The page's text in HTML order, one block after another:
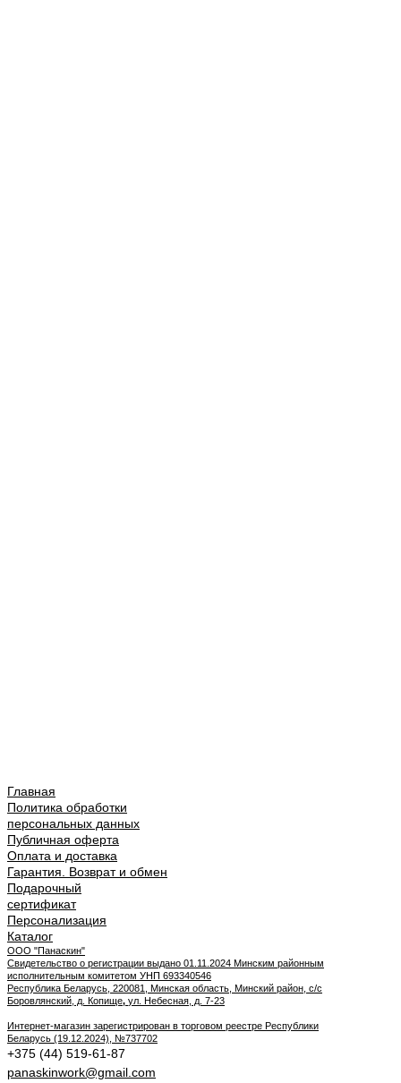
Главная
Политика обработки
персональных данных
Публичная оферта
Оплата и доставка
Гарантия. Возврат и обмен
Подарочный
сертификат
Персонализация
Каталог
ООО "Панаскин"
Свидетельство о регистрации выдано 01.11.2024 Минским районным
исполнительным комитетом УНП 693340546
Республика Беларусь, 220081, Минская область, Минский район, с/с
Боровлянский, д. Копище, ул. Небесная, д. 7-23
Интернет-магазин зарегистрирован в торговом реестре Республики
Беларусь (19.12.2024), №737702
+375 (44) 519-61-87
panaskinwork@gmail.com